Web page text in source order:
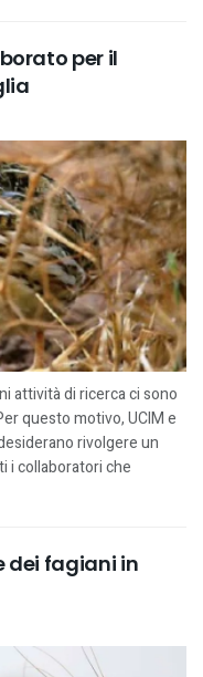
per il
attività di ricerca ci sono
questo motivo, UCIM e
rivolgere un
i collaboratori che
dei fagiani in